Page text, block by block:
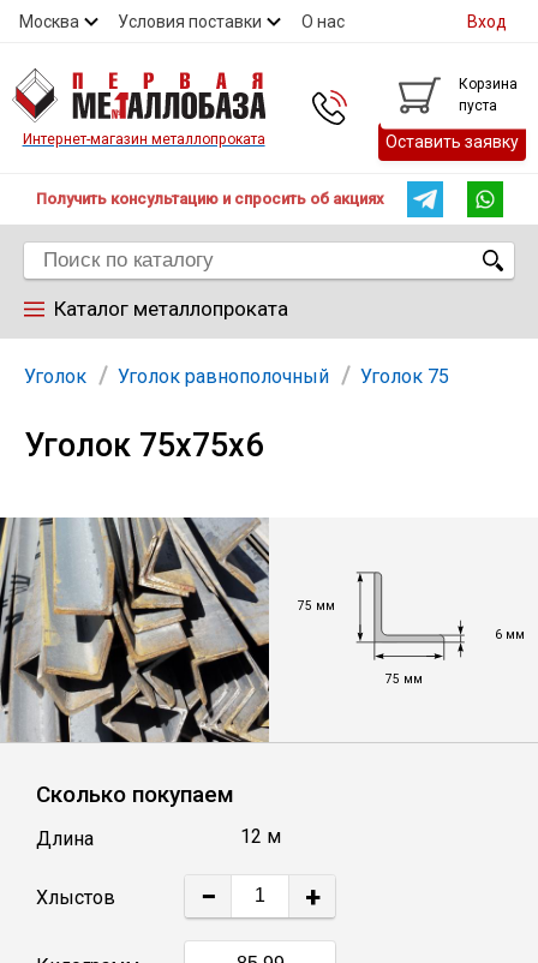
Москва Условия поставки О нас
Контакты
Вход
Интернет-магазин металлопроката
Корзина
пуста
Оставить заявку
Получить консультацию и спросить об акциях
Каталог металлопроката
Арматура
Труба
Лист
Уголок
Балка
Полоса
Квадрат стальной
Труба профильная
Уголок Уголок равнополочный Уголок 75
Уголок 75х75х6
75 мм
75 мм
6 мм
Сколько покупаем
Длина 12 м
Хлыстов − +